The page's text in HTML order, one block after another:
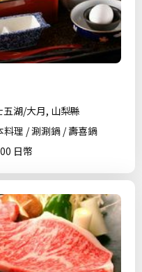
湖/大月, 山梨縣
料理 / 涮涮鍋 / 壽喜鍋
日幣